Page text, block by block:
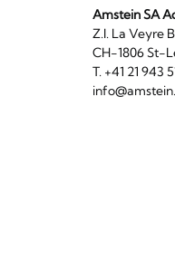
Amstein SA
Z.I. La
CH-1806
T. +41 21 943